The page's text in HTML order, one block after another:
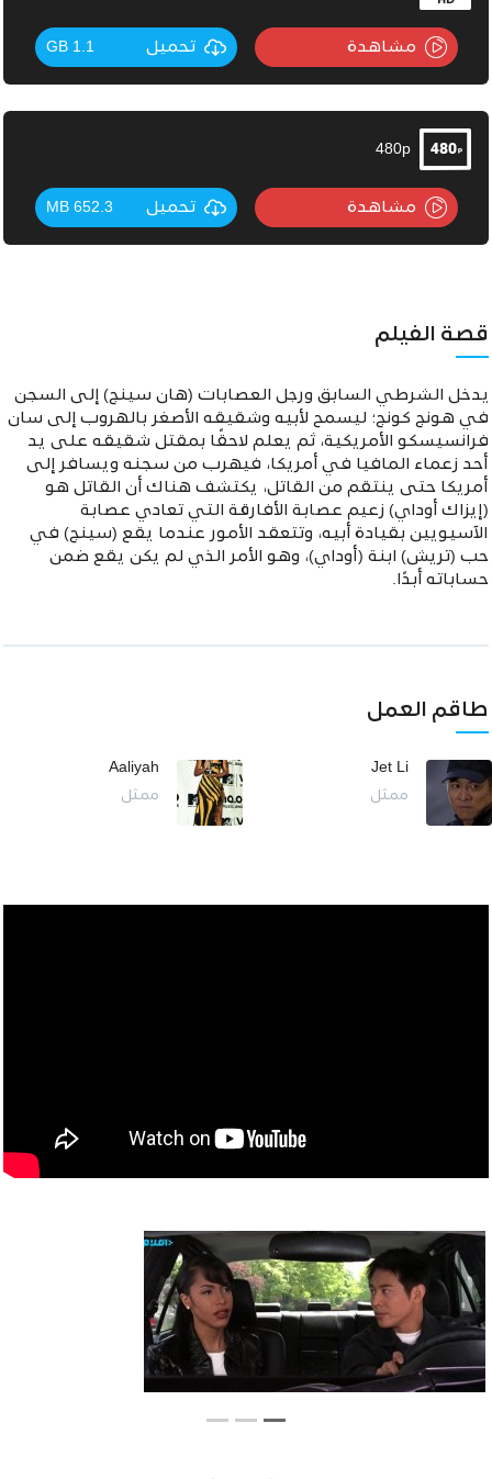
مشاهدة تحميل 1.1 GB
480p
مشاهدة تحميل 652.3 MB
قصة الفيلم
يدخل الشرطي السابق ورجل العصابات (هان سينج) إلى السجن
في هونج كونج؛ ليسمح لأبيه وشقيقه الأصغر بالهروب إلى سان
فرانسيسكو الأمريكية، ثم يعلم لاحقًا بمقتل شقيقه على يد
أحد زعماء المافيا في أمريكا، فيهرب من سجنه ويسافر إلى
أمريكا حتى ينتقم من القاتل، يكتشف هناك أن القاتل هو
(إيزاك أوداي) زعيم عصابة الأفارقة التي تعادي عصابة
الآسيويين بقيادة أبيه، وتتعقد الأمور عندما يقع (سينج) في
حب (تريش) ابنة (أوداي)، وهو الأمر الذي لم يكن يقع ضمن
حساباته أبدًا.
طاقم العمل
Jet Li
ممثل
Aaliyah
ممثل